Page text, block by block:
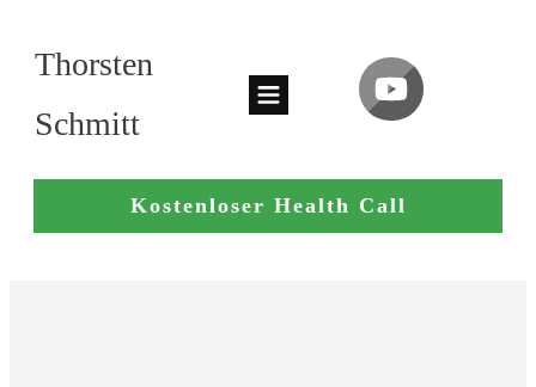
Thorsten
Schmitt
Kostenloser Health Call